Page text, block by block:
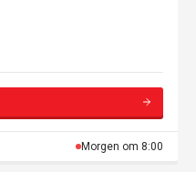
Morgen om 8:00